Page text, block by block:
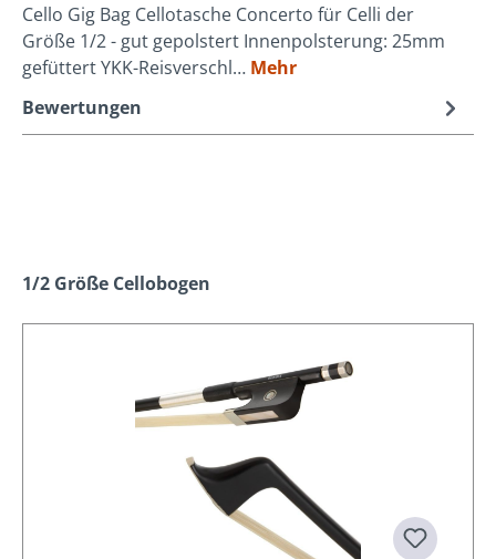
Cello Gig Bag Cellotasche Concerto für Celli der
Größe 1/2 - gut gepolstert Innenpolsterung: 25mm
gefüttert YKK-Reisverschl… Mehr
Bewertungen
Produktgalerie überspringen
1/2 Größe Cellobogen